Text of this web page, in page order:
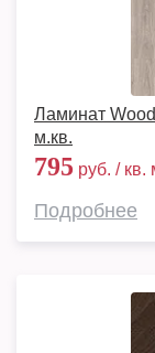
Ламинат
м.кв.
795 руб. / кв.
Подробнее